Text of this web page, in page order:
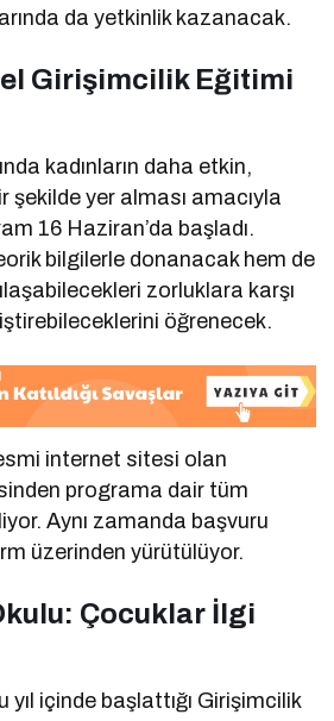
da yetkinlik kazanacak.
Girişimcilik Eğitimi
kadınların daha etkin,
şekilde yer alması amacıyla
16 Haziran’da başladı.
bilgilerle donanacak hem de
zorluklara karşı
öğrenecek.
internet sitesi olan
programa dair tüm
Aynı zamanda başvuru
üzerinden yürütülüyor.
Çocuklar İlgi
yıl içinde başlattığı Girişimcilik